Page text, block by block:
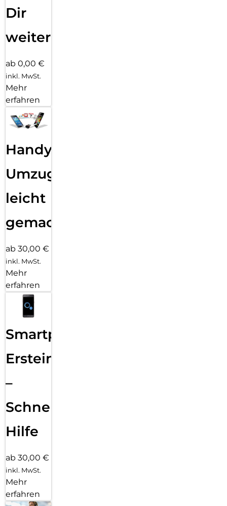
Dir
weiter
ab 0,00 €
inkl. MwSt.
Mehr
erfahren
Handy
Umzug
leicht
gemacht!
ab 30,00 €
inkl. MwSt.
Mehr
erfahren
Smartphone
Ersteinrichtung
–
Schnelle
Hilfe
ab 30,00 €
inkl. MwSt.
Mehr
erfahren